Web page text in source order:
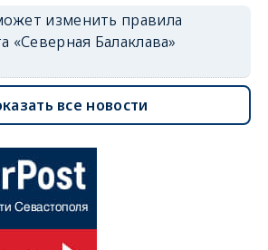
изменить правила
«Северная Балаклава»
все новости